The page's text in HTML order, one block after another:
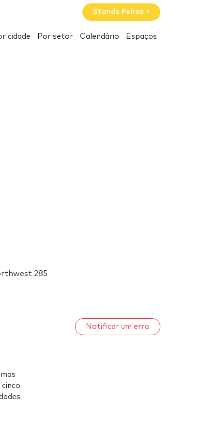
Stands Feiras »
cidade Por setor Calendário Espaços
285
Notificar um erro